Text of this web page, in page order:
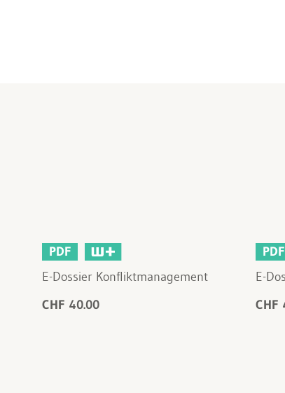
PDF
E-Dossier Konfliktmanagement
CHF 40.00
PDF
E-
CHF